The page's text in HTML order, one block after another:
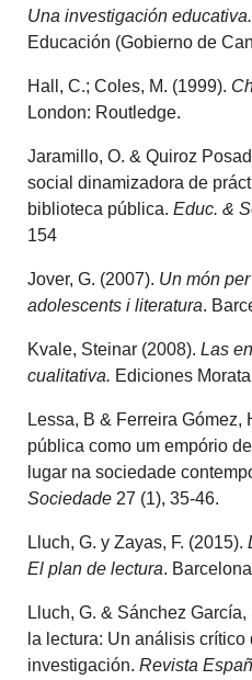
Una investigación educativa.
Educación (Gobierno de
Hall, C.; Coles, M. (1999).
London: Routledge.
Jaramillo, O. & Quiroz
social dinamizadora de
biblioteca pública.Educ. &
154
Jover, G. (2007). Un món
adolescents i literatura.
Kvale, Steinar (2008).Las
cualitativa. Ediciones
Lessa, B & Ferreira Gómez,
pública como um empório
lugar na sociedade
Sociedade 27 (1), 35-46.
Lluch, G. y Zayas, F. (2015).
El plan de lectura.
Lluch, G. & Sánchez
la lectura: Un análisis
investigación.Revista